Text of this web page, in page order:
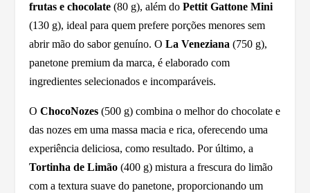
frutas e chocolate (80 g), além doPettit Gattone Mini
(130 g), ideal para quem prefere porções menores sem
abrir mão do sabor genuíno. OLa Veneziana (750 g),
panetone premium da marca, é elaborado com
ingredientes selecionados e incomparáveis.
OChocoNozes (500 g) combina o melhor do chocolate e
das nozes em uma massa macia e rica, oferecendo uma
experiência deliciosa, como resultado. Por último, a
Tortinha de Limão (400 g) mistura a frescura do limão
com a textura suave do panetone, proporcionando um